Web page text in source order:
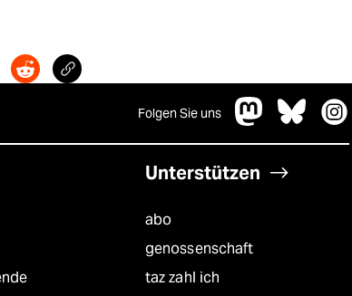
Folgen Sie uns
Unterstützen
abo
genossenschaft
taz zahl ich